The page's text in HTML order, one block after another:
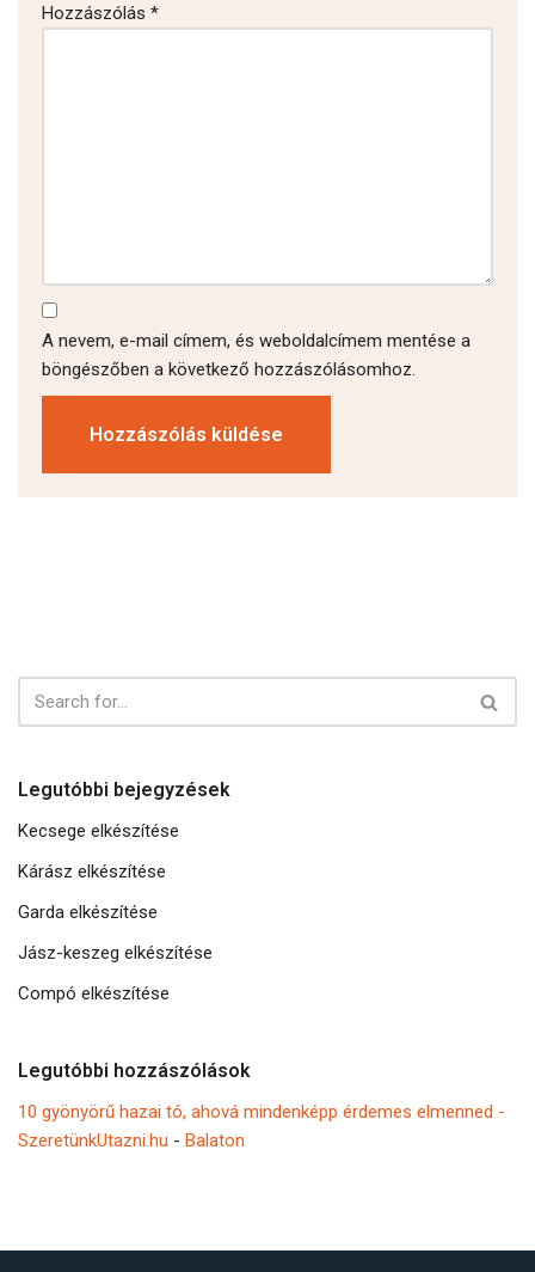
Hozzászólás *
A nevem, e-mail címem, és weboldalcímem mentése a
böngészőben a következő hozzászólásomhoz.
Legutóbbi bejegyzések
Kecsege elkészítése
Kárász elkészítése
Garda elkészítése
Jász-keszeg elkészítése
Compó elkészítése
Legutóbbi hozzászólások
10 gyönyörű hazai tó, ahová mindenképp érdemes elmenned -
SzeretünkUtazni.hu - Balaton